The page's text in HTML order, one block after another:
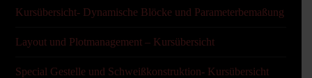
Kursübersicht- Dynamische Blöcke und Parameterbemaßung
Layout und Plotmanagement – Kursübersicht
Special Gestelle und Schweißkonstruktion- Kursübersicht